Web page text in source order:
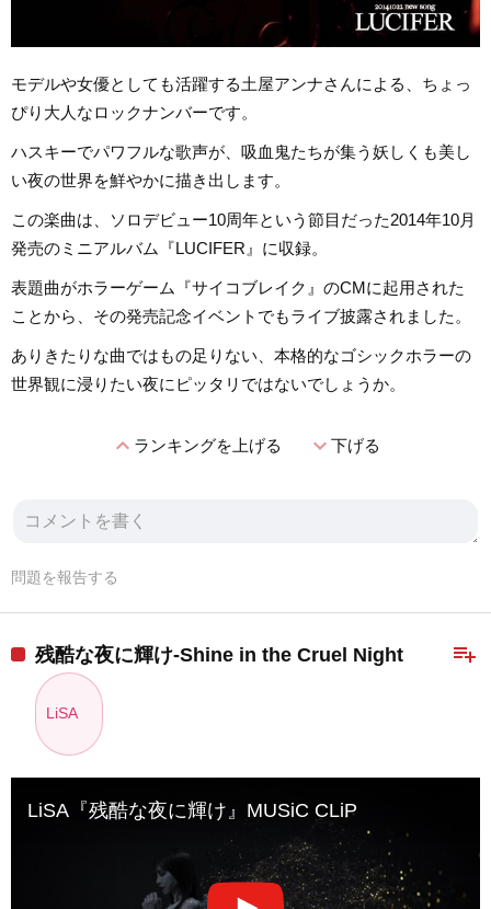
モデルや女優としても活躍する土屋アンナさんによる、ちょっ
ぴり大人なロックナンバーです。
ハスキーでパワフルな歌声が、吸血鬼たちが集う妖しくも美し
い夜の世界を鮮やかに描き出します。
この楽曲は、ソロデビュー10周年という節目だった2014年10月
発売のミニアルバム『LUCIFER』に収録。
表題曲がホラーゲーム『サイコブレイク』のCMに起用された
ことから、その発売記念イベントでもライブ披露されました。
ありきたりな曲ではもの足りない、本格的なゴシックホラーの
世界観に浸りたい夜にピッタリではないでしょうか。
expand_lessランキングを上げる expand_more下げる
問題を報告する
playlist_add
残酷な夜に輝け-Shine in the Cruel Night
LiSA
LiSA『残酷な夜に輝け』MUSiC CLiP